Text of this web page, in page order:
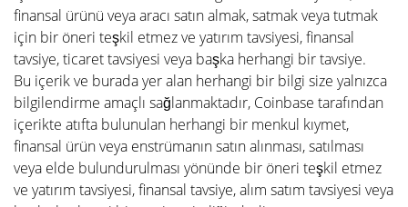
finansal ürünü veya aracı satın almak, satmak veya tutmak
için bir öneri teşkil etmez ve yatırım tavsiyesi, finansal
tavsiye, ticaret tavsiyesi veya başka herhangi bir tavsiye.
Bu içerik ve burada yer alan herhangi bir bilgi size yalnızca
bilgilendirme amaçlı sağlanmaktadır, Coinbase tarafından
içerikte atıfta bulunulan herhangi bir menkul kıymet,
finansal ürün veya enstrümanın satın alınması, satılması
veya elde bulundurulması yönünde bir öneri teşkil etmez
ve yatırım tavsiyesi, finansal tavsiye, alım satım tavsiyesi veya